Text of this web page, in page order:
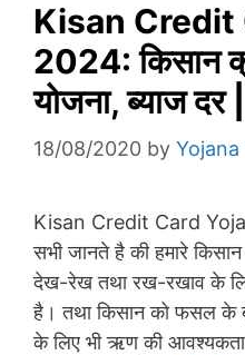
Kisan Credit
2024: किसान
योजना, ब्याज
18/08/2020 by Yojana
Kisan Credit Card
सभी जानते है की हमारे
देख-रेख तथा रख-रखाव के
है। तथा किसान को फसल के
के लिए भी ऋण की